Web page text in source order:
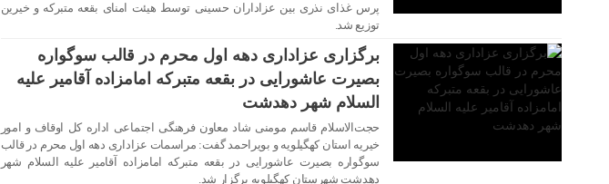
پرس غذای نذری بین عزاداران حسینی توسط هیئت امنای بقعه متبرکه و خیرین
توزیع شد.
برگزاری عزاداری دهه اول محرم در قالب سوگواره
بصیرت عاشورایی در بقعه متبرکه امامزاده آقامیر علیه
السلام شهر دهدشت
حجت‌الاسلام قاسم مومنی شاد معاون فرهنگی اجتماعی اداره کل اوقاف و امور
خیریه استان کهگیلویه و بویراحمد گفت: مراسمات عزاداری دهه اول محرم در قالب
سوگواره بصیرت عاشورایی در بقعه متبرکه امامزاده آقامیر علیه السلام شهر
دهدشت شهرستان کهگیلویه برگزار شد.